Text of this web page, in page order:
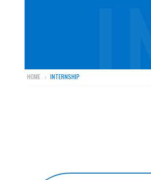
HOME INTERNSHIP